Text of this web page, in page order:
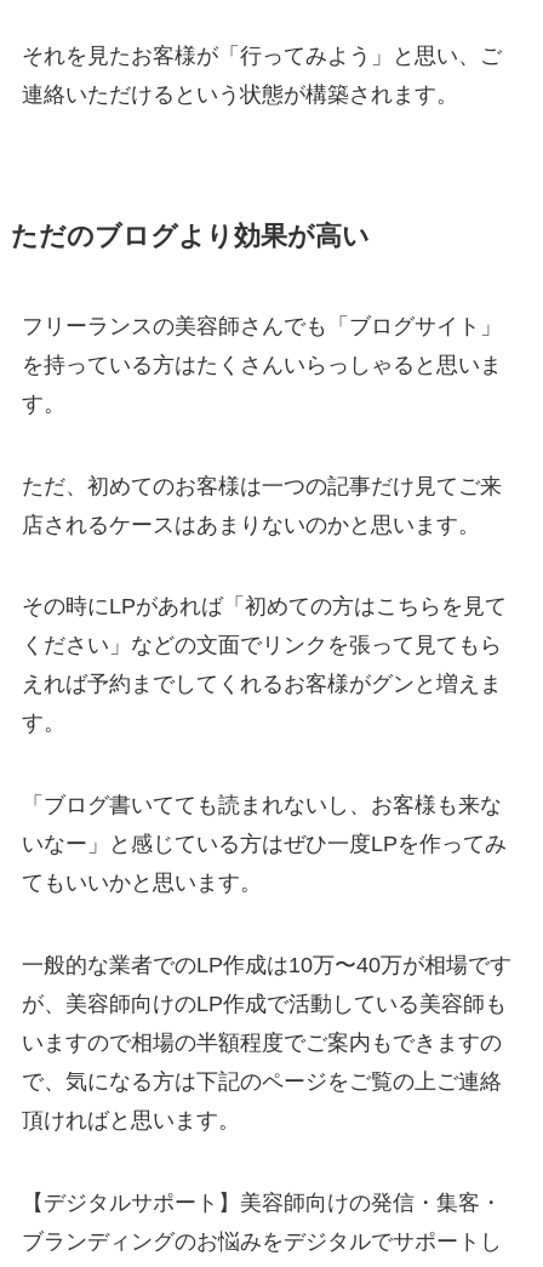
それを見たお客様が「行ってみよう」と思い、ご
連絡いただけるという状態が構築されます。
ただのブログより効果が高い
フリーランスの美容師さんでも「ブログサイト」
を持っている方はたくさんいらっしゃると思いま
す。
ただ、初めてのお客様は一つの記事だけ見てご来
店されるケースはあまりないのかと思います。
その時にLPがあれば「初めての方はこちらを見て
ください」などの文面でリンクを張って見てもら
えれば予約までしてくれるお客様がグンと増えま
す。
「ブログ書いてても読まれないし、お客様も来な
いなー」と感じている方はぜひ一度LPを作ってみ
てもいいかと思います。
一般的な業者でのLP作成は10万〜40万が相場です
が、美容師向けのLP作成で活動している美容師も
いますので相場の半額程度でご案内もできますの
で、気になる方は下記のページをご覧の上ご連絡
頂ければと思います。
【デジタルサポート】美容師向けの発信・集客・
ブランディングのお悩みをデジタルでサポートし